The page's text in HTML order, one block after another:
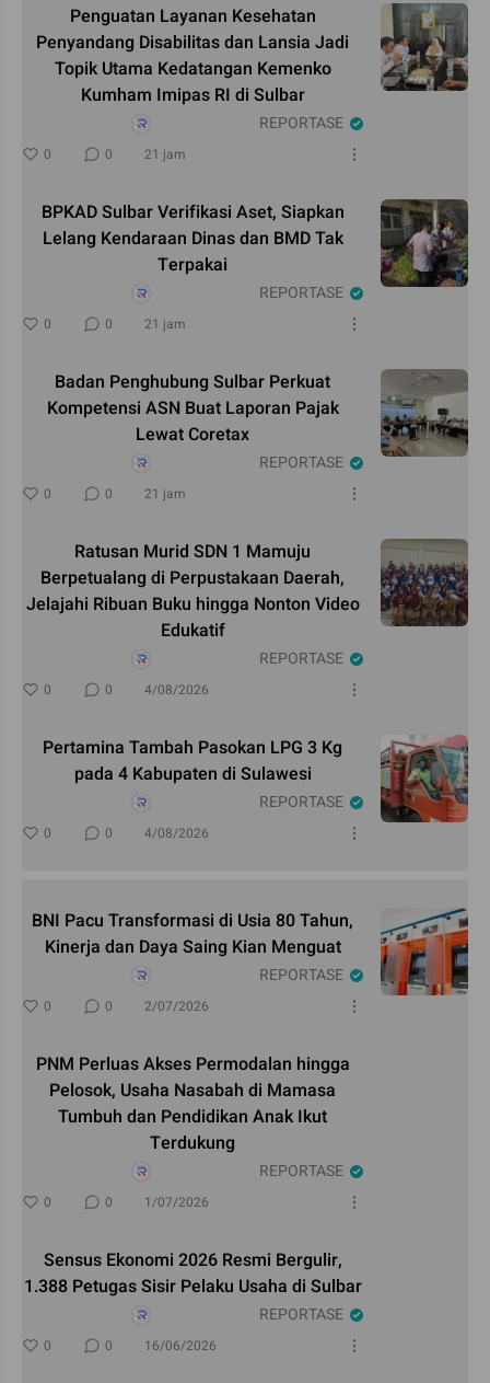
Penguatan Layanan Kesehatan
Penyandang Disabilitas dan Lansia Jadi
Topik Utama Kedatangan Kemenko
Kumham Imipas RI di Sulbar
REPORTASE
0 0 21 jam
BPKAD Sulbar Verifikasi Aset, Siapkan
Lelang Kendaraan Dinas dan BMD Tak
Terpakai
REPORTASE
0 0 21 jam
Badan Penghubung Sulbar Perkuat
Kompetensi ASN Buat Laporan Pajak
Lewat Coretax
REPORTASE
0 0 21 jam
Ratusan Murid SDN 1 Mamuju
Berpetualang di Perpustakaan Daerah,
Jelajahi Ribuan Buku hingga Nonton Video
Edukatif
REPORTASE
0 0 4/08/2026
Pertamina Tambah Pasokan LPG 3 Kg
pada 4 Kabupaten di Sulawesi
REPORTASE
0 0 4/08/2026
BNI Pacu Transformasi di Usia 80 Tahun,
Kinerja dan Daya Saing Kian Menguat
REPORTASE
0 0 2/07/2026
PNM Perluas Akses Permodalan hingga
Pelosok, Usaha Nasabah di Mamasa
Tumbuh dan Pendidikan Anak Ikut
Terdukung
REPORTASE
0 0 1/07/2026
Sensus Ekonomi 2026 Resmi Bergulir,
1.388 Petugas Sisir Pelaku Usaha di Sulbar
REPORTASE
0 0 16/06/2026